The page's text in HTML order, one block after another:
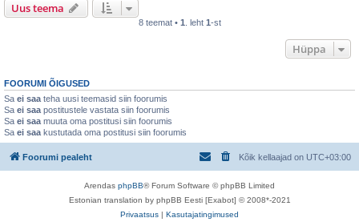
Uus teema
8 teemat • 1 . leht 1-st
Hüppa
FOORUMI ÕIGUSED
Sa ei saa teha uusi teemasid siin foorumis
Sa ei saa postitustele vastata siin foorumis
Sa ei saa muuta oma postitusi siin foorumis
Sa ei saa kustutada oma postitusi siin foorumis
Foorumi pealeht Kõik kellaajad on UTC+03:00
Arendas phpBB® Forum Software © phpBB Limited
Estonian translation by phpBB Eesti [Exabot] © 2008*-2021
Privaatsus | Kasutajatingimused